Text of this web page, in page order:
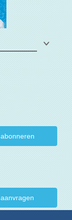
aanvragen